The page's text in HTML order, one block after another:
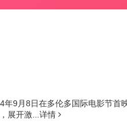
9月8日在多伦多国际电影节首
展开激... 详情